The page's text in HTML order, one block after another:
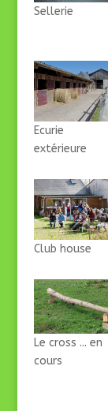
Sellerie
Ecurie
extérieure
Club house
Le cross ... en
cours